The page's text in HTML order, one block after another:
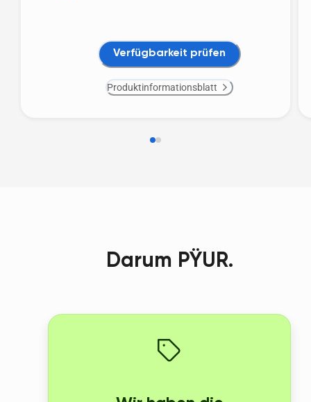
Verfügbarkeit prüfen
Produktinformationsblatt
Darum PŸUR.